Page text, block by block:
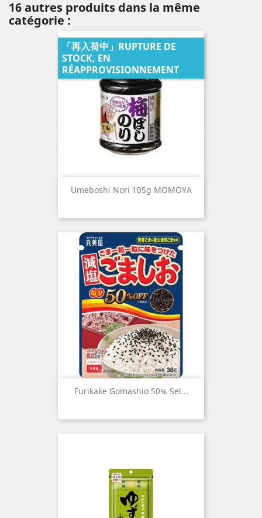
16 autres produits dans la même
catégorie :
Umeboshi Nori 105g MOMOYA
「再入荷中」RUPTURE DE
STOCK, EN
RÉAPPROVISIONNEMENT
Furikake Gomashio 50% Sel...